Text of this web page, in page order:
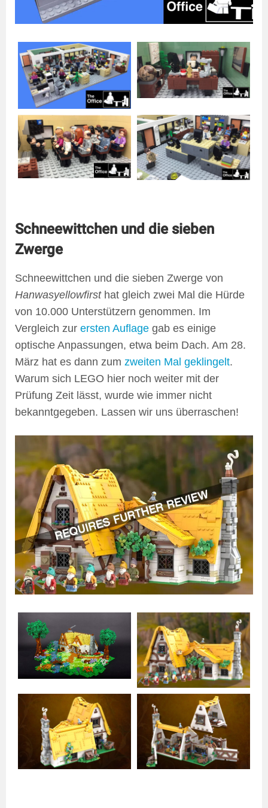
Schneewittchen und die sieben
Zwerge
Schneewittchen und die sieben Zwerge von
Hanwasyellowfirsthat gleich zwei Mal die Hürde
von 10.000 Unterstützern genommen. Im
Vergleich zur ersten Auflage gab es einige
optische Anpassungen, etwa beim Dach. Am 28.
März hat es dann zum zweiten Mal geklingelt.
Warum sich LEGO hier noch weiter mit der
Prüfung Zeit lässt, wurde wie immer nicht
bekanntgegeben. Lassen wir uns überraschen!